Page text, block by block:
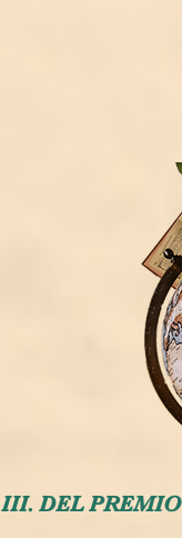
III. DEL PREMIO